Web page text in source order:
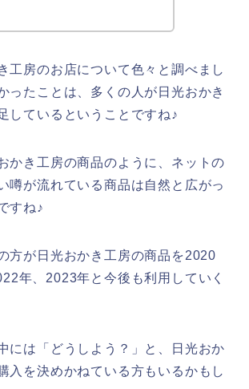
工房のお店について色々と調べまし
ったことは、多くの人が日光おかき
しているということですね♪
かき工房の商品のように、ネットの
噂が流れている商品は自然と広がっ
すね♪
方が日光おかき工房の商品を2020
年、2023年と今後も利用していく
には「どうしよう？」と、日光おか
入を決めかねている方もいるかもし